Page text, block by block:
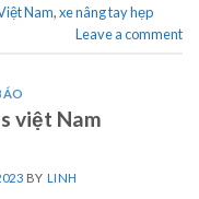
Nam,xe nâng tay hẹp
Leave a comment
việt Nam
BY LINH